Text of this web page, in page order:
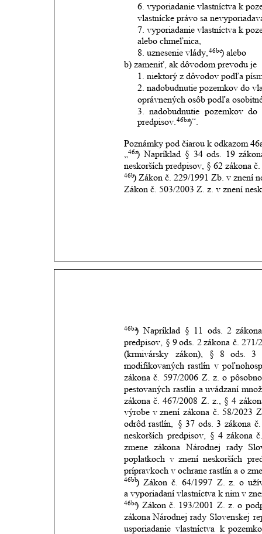
6. vyporiadanie vlastníctva k
vlastnícke právo sa
7. vyporiadanie vlastníctva k
alebo chmeľnica,
8. uznesenie vlády, 46bc) alebo
b) zameniť, ak dôvodom prevodu je
1. niektorý z dôvodov podľa
2. nadobudnutie pozemkov do
oprávnených osôb podľa
3.
nadobudnutie pozemkov do
predpisov. 46ba)“.
Poznámky pod čiarou k odkazom
46a) Napríklad § 34 ods. 19
neskorších predpisov, § 62 zákona
46b) Zákon č. 229/1991 Zb. v znení
Zákon č. 503/2003 Z. z. v znení
46ba) Napríklad § 11 ods. 2 zákona
predpisov, § 9 ods. 2 zákona č. 271/
(krmivársky
zákon), § 8 ods.
3
modifikovaných rastlín v
zákona č. 597/2006 Z. z. o
pestovaných rastlín a uvádzaní
zákona č. 467/2008 Z. z., § 4
výrobe v znení zákona č. 58/2023
odrôd rastlín, § 37 ods. 3 zákona č.
neskorších predpisov, § 4 zákona č.
zmene
zákona Národnej rady
poplatkoch v znení neskorších
prípravkoch v ochrane rastlín a o
46bb) Zákon č. 64/1997 Z. z. o
a vyporiadaní vlastníctva k nim v
46bc) Zákon č. 193/2001 Z. z. o
zákona Národnej rady Slovenskej
usporiadanie vlastníctva k